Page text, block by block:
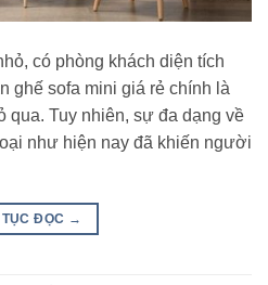
có phòng khách diện tích
ghế sofa mini giá rẻ chính là
qua. Tuy nhiên, sự đa dạng về
như hiện nay đã khiến người
ĐỌC →